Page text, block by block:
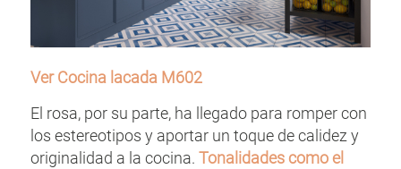
Ver Cocina lacada M602
El rosa, por su parte, ha llegado para romper con
los estereotipos y aportar un toque de calidez y
originalidad a la cocina. Tonalidades como el